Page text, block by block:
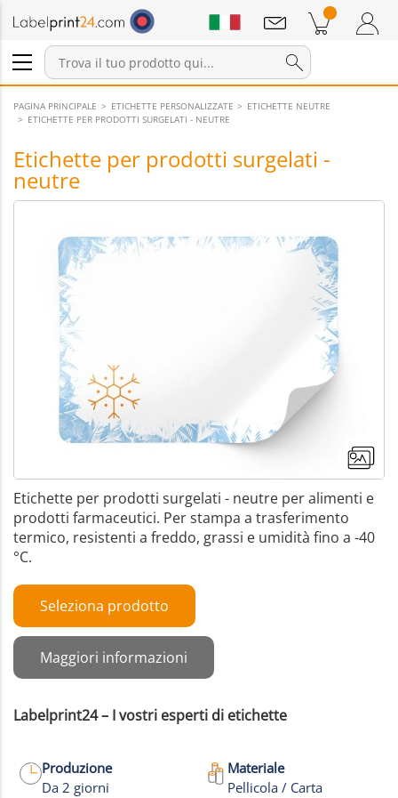
Accedi / Registrati
Prodotti nel carrello
Annunci
PAGINA PRINCIPALE ETICHETTE PERSONALIZZATE
ETICHETTE NEUTRE
ETICHETTE PER PRODOTTI SURGELATI - NEUTRE
Etichette per prodotti surgelati -
neutre
Etichette per prodotti surgelati - neutre per alimenti e
prodotti farmaceutici. Per stampa a trasferimento
termico, resistenti a freddo, grassi e umidità fino a -40
°C.
Seleziona prodotto
Maggiori informazioni
Labelprint24 – I vostri esperti di etichette
Produzione
Da 2 giorni
Materiale
Pellicola / Carta